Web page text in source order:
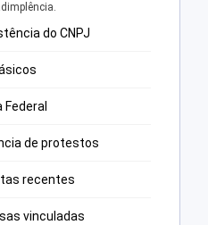
do CNPJ
de protestos
recentes
vinculadas